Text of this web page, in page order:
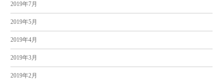
2019年7月
2019年5月
2019年4月
2019年3月
2019年2月